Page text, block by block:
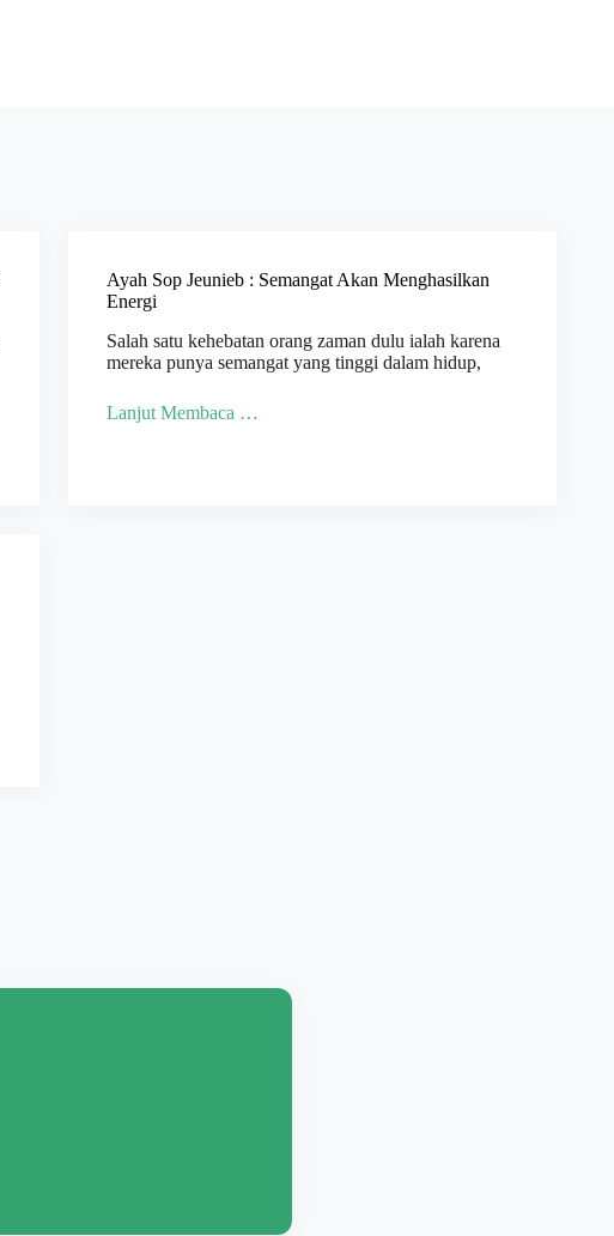
Ayah Sop Jeunieb : Semangat Akan Menghasilkan
Energi
Salah satu kehebatan orang zaman dulu ialah karena
mereka punya semangat yang tinggi dalam hidup,
Lanjut Membaca …